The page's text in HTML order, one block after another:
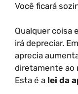
Você ficará
Qualquer coisa
irá depreciar.
aprecia
diretamente ao
Esta é a lei da